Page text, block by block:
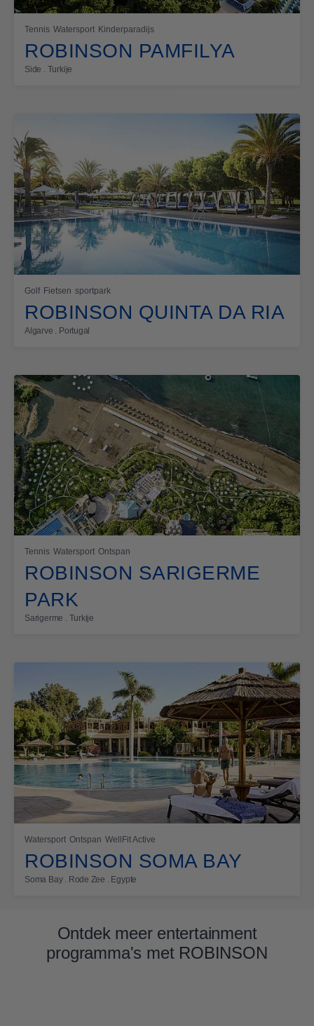
Tennis Watersport Kinderparadijs
ROBINSON PAMFILYA
Side . Turkije
Golf Fietsen sportpark
ROBINSON QUINTA DA RIA
Algarve . Portugal
Tennis Watersport Ontspan
ROBINSON SARIGERME
PARK
Sarigerme . Turkije
Watersport Ontspan WellFit Active
ROBINSON SOMA BAY
Soma Bay . Rode Zee . Egypte
Ontdek meer entertainment
programma's met ROBINSON